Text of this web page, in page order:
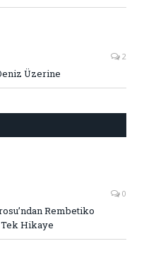
2
Üzerine
0
Rembetiko
Hikaye